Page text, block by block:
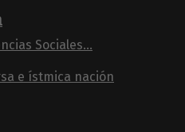
Sociales...
e ístmica nación